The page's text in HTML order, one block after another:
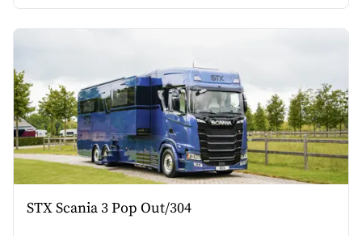
STX Scania 3 Pop Out/304